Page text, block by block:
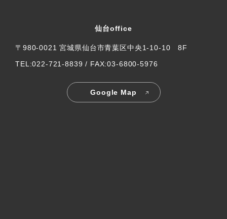
仙台office
〒980-0021 宮城県仙台市青葉区中央1-10-10 8F
TEL:022-721-8839 / FAX:03-6800-5976
Google Map